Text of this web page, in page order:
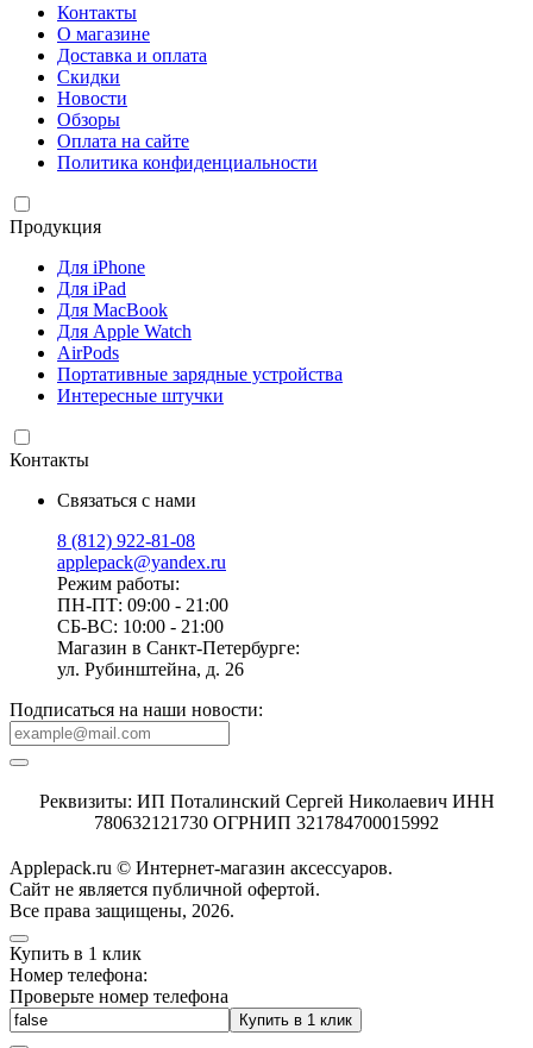
Контакты
О магазине
Доставка и оплата
Скидки
Новости
Обзоры
Оплата на сайте
Политика конфиденциальности
Продукция
Для iPhone
Для iPad
Для MacBook
Для Apple Watch
AirPods
Портативные зарядные устройства
Интересные штучки
Контакты
Связаться с нами
8 (812) 922-81-08
applepack@yandex.ru
Режим работы:
ПН-ПТ: 09:00 - 21:00
СБ-ВС: 10:00 - 21:00
Магазин в Санкт-Петербурге:
ул. Рубинштейна, д. 26
Подписаться на наши новости:
Реквизиты: ИП Поталинский Сергей Николаевич ИНН
780632121730 ОГРНИП 321784700015992
Applepack.ru © Интернет-магазин аксессуаров.
Cайт не является публичной офертой.
Все права защищены, 2026.
Купить в 1 клик
Номер телефона:
Проверьте номер телефона
Купить в 1 клик